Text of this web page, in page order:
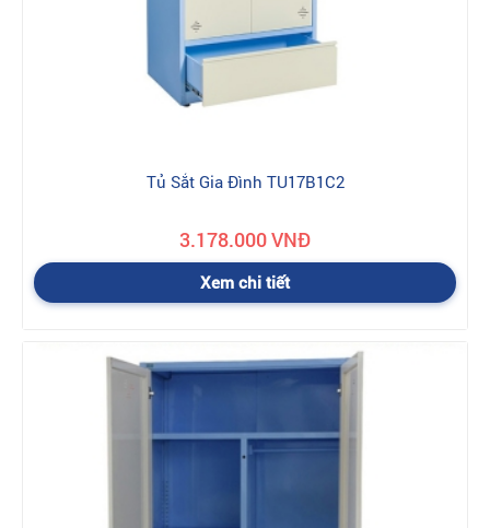
Tủ Sắt Gia Đình TU17B1C2
3.178.000 VNĐ
Xem chi tiết